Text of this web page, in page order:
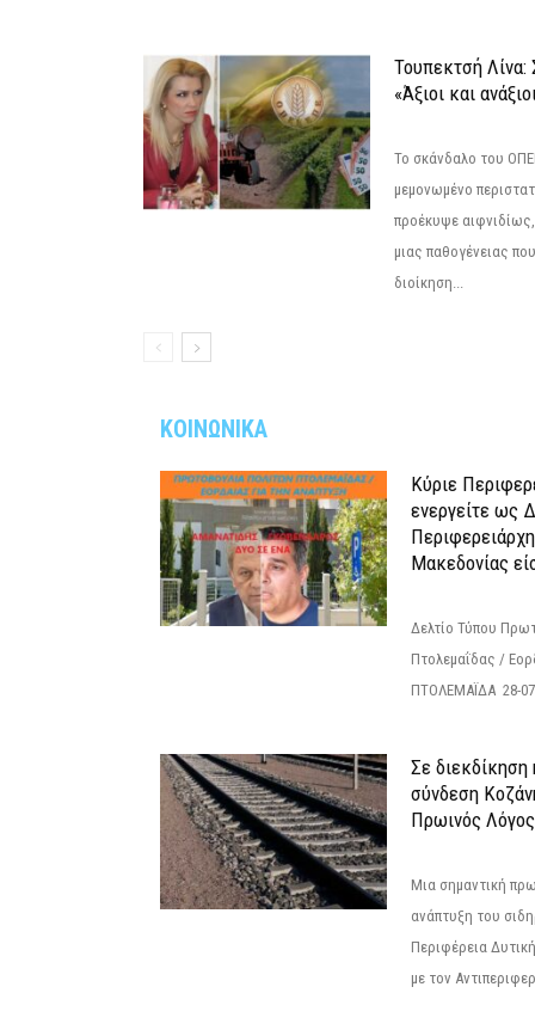
Τουπεκτσή
«Άξιοι και
Το σκάνδαλο του
μεμονωμένο
προέκυψε
μιας παθογένειας
διοίκηση...
ΚΟΙΝΩΝΙΚΑ
Κύριε
ενεργείτε ως
Μακεδονίας
Δελτίο Τύπου
Πτολεμαΐδας /
ΠΤΟΛΕΜΑΪΔΑ 28-
Σε διεκδίκηση
σύνδεση
Πρωινός
Μια σημαντική
ανάπτυξη του
Περιφέρεια
με τον